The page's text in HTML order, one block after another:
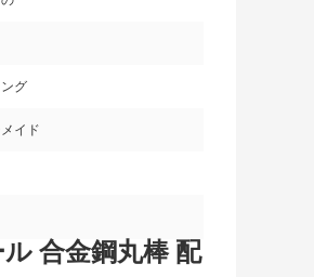
グ
イド
合金鋼丸棒 配